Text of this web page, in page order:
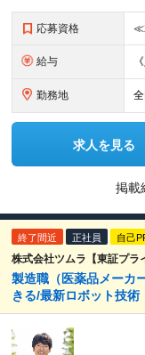
応募資格
給与
勤務地
求人を見る
掲載
終了間近 正社員 自己
株式会社ツムラ【東証プラ
製造職（医薬品メーカ
きる/最新ロボット技術